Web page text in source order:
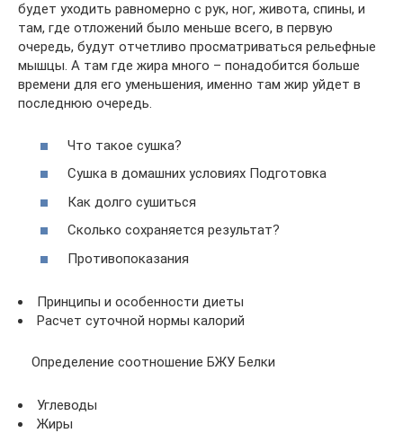
будет уходить равномерно с рук, ног, живота, спины, и
там, где отложений было меньше всего, в первую
очередь, будут отчетливо просматриваться рельефные
мышцы. А там где жира много – понадобится больше
времени для его уменьшения, именно там жир уйдет в
последнюю очередь.
Что такое сушка?
Сушка в домашних условиях Подготовка
Как долго сушиться
Сколько сохраняется результат?
Противопоказания
Принципы и особенности диеты
Расчет суточной нормы калорий
Определение соотношение БЖУ Белки
Углеводы
Жиры